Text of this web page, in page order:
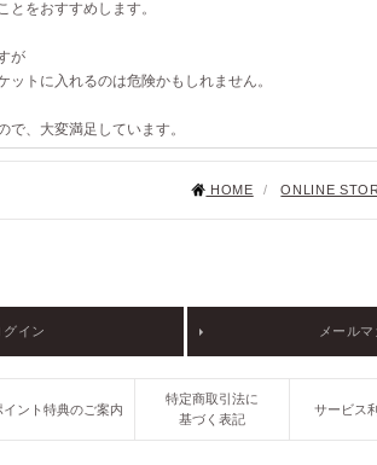
をおすすめします。
が
トに入れるのは危険かもしれません。
、大変満足しています。
HOME / ONLINE
イン メール
イント特典のご案内
特定商取引法に
基づく表記
サービス